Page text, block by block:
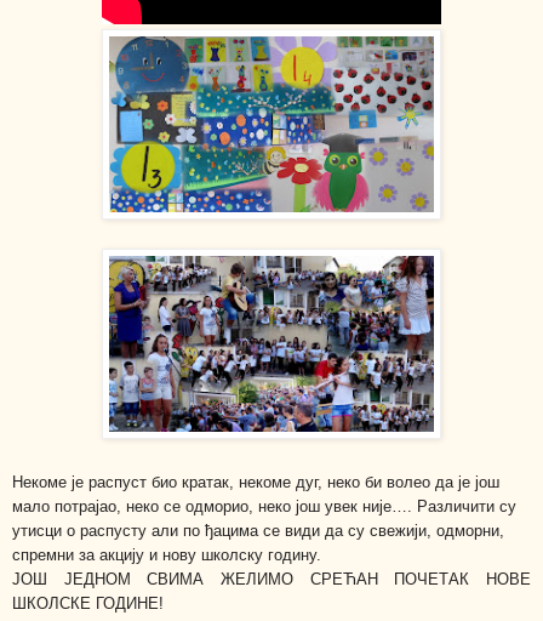
Некоме је распуст био кратак, некоме дуг, неко би волео да је још
мало потрајао, неко се одморио, неко још увек није…. Различити су
утисци о распусту али по ђацима се види да су свежији, одморни,
спремни за акцију и нову школску годину.
ЈОШ ЈЕДНОМ СВИМА ЖЕЛИМО СРЕЋАН ПОЧЕТАК НОВЕ
ШКОЛСКЕ ГОДИНЕ!